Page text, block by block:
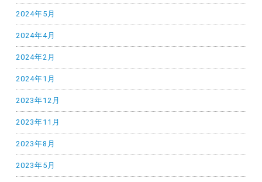
2024年5月
2024年4月
2024年2月
2024年1月
2023年12月
2023年11月
2023年8月
2023年5月